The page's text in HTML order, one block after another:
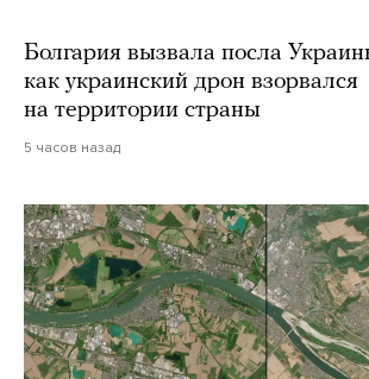
Болгария вызвала посла
как украинский дрон взорвался
на территории страны
5 часов назад